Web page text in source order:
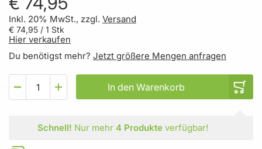
Inkl. 20% MwSt., zzgl. Versand
€ 74,95 / 1 Stk
Hier verkaufen
Du benötigst mehr? Jetzt größere Mengen anfragen
In den Warenkorb
Schnell! Nur mehr 4 Produkteverfügbar!